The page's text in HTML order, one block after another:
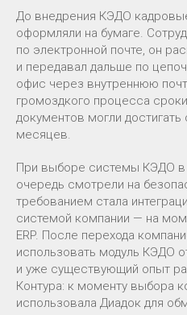
До внедрения КЭДО
оформляли на бумаге.
по электронной почте, он
и передавал дальше по
офис через внутреннюю
громоздкого процесса
документов могли
месяцев.
При выборе системы КЭДО в
очередь смотрели на
требованием стала
системой компании — на
ERP. После перехода
использовать модуль КЭДО
и уже существующий опыт
Контура: к моменту выбора
использовала Диадок для